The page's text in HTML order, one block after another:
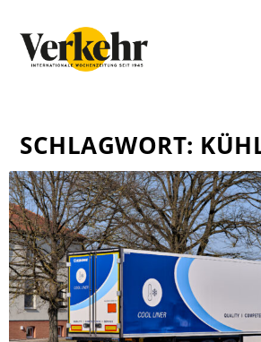
SCHLAGWORT: